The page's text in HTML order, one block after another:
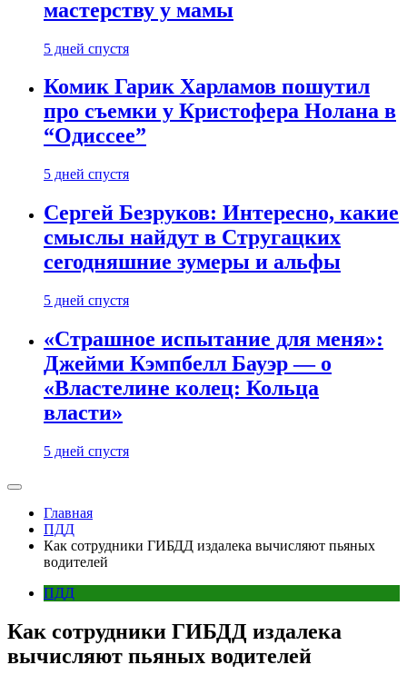
мастерству у мамы
5 дней спустя
Комик Гарик Харламов пошутил
про съемки у Кристофера Нолана в
“Одиссее”
5 дней спустя
Сергей Безруков: Интересно, какие
смыслы найдут в Стругацких
сегодняшние зумеры и альфы
5 дней спустя
«Страшное испытание для меня»:
Джейми Кэмпбелл Бауэр — о
«Властелине колец: Кольца
власти»
5 дней спустя
Главная
ПДД
Как сотрудники ГИБДД издалека вычисляют пьяных
водителей
ПДД
Как сотрудники ГИБДД издалека
вычисляют пьяных водителей